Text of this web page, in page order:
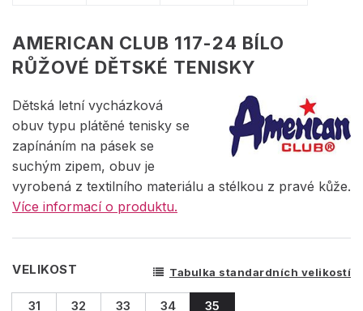
AMERICAN CLUB 117-24 BÍLO
RŮŽOVÉ DĚTSKÉ TENISKY
Dětská letní vycházková
obuv typu plátěné tenisky se
zapínáním na pásek se
suchým zipem, obuv je
vyrobená z textilního materiálu a stélkou z pravé kůže.
Více informací o produktu.
VELIKOST Tabulka standardních velikostí
31 32 33 34 35